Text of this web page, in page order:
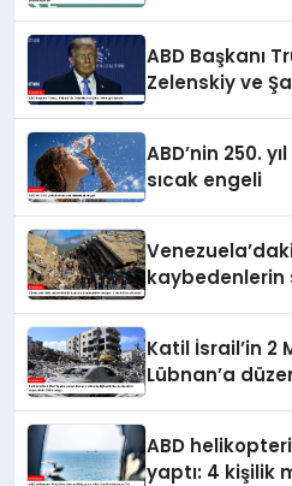
ABD Başkanı
Zelenskiy ve
ABD’nin 250.
sıcak engeli
kaybedenlerin
Katil İsrail’in 2
Lübnan’a
ABD
yaptı: 4 kişilik